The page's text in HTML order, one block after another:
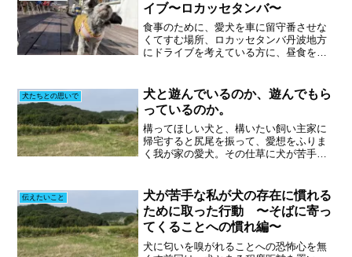
イブ〜ロカッセタンバ〜
食事のために、愛犬を車に留守番させな
くてすむ場所、ロカッセタンバ丹波地方
にドライブを考えている方に、昼食を取
プ。ハンバーガーやプレート料理がテラ
ス席で食べることができるお...
犬たちとの思いで
犬と遊んでいるのか、遊んでもら
っているのか。
構ってほしい犬と、構いたい飼い主家に
帰宅すると尻尾を振って、愛想をふりま
く我が家の愛犬。その仕草に犬が苦手な
それができないことを分かっているよう
で、ひたすら私に背中やお...
伝えたいこと
犬が苦手な私が犬の存在に慣れる
ために取った行動 〜そばに寄っ
てくることへの慣れ編〜
犬に匂いを嗅がれることへの恐怖心を無